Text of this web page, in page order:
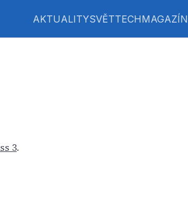
AKTUALITYSVĚTTECHMAGAZÍN
3.